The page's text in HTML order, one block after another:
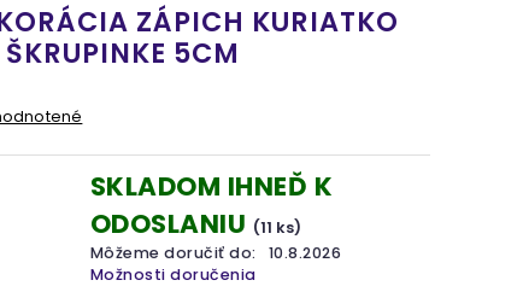
ZÁPICH KURIATKO
5CM
SKLADOM IHNEĎ K
ODOSLANIU (11 ks)
Môžeme doručiť do:
10.8.2026
Možnosti doručenia